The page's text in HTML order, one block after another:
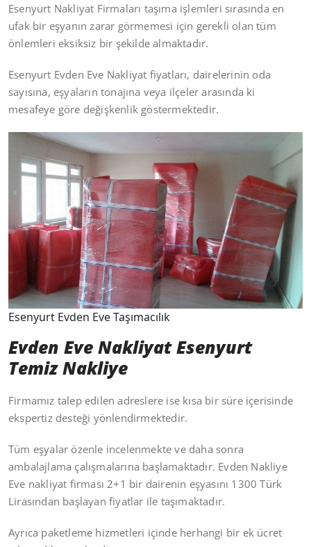
Esenyurt Nakliyat Firmaları taşıma işlemleri sırasında en
ufak bir eşyanın zarar görmemesi için gerekli olan tüm
önlemleri eksiksiz bir şekilde almaktadır.
Esenyurt Evden Eve Nakliyat fiyatları, dairelerinin oda
sayısına, eşyaların tonajına veya ilçeler arasında ki
mesafeye göre değişkenlik göstermektedir.
Esenyurt Evden Eve Taşımacılık
Evden Eve Nakliyat Esenyurt
Temiz Nakliye
Firmamız talep edilen adreslere ise kısa bir süre içerisinde
ekspertiz desteği yönlendirmektedir.
Tüm eşyalar özenle incelenmekte ve daha sonra
ambalajlama çalışmalarına başlamaktadır. Evden Nakliye
Eve nakliyat firması 2+1 bir dairenin eşyasını 1300 Türk
Lirasından başlayan fiyatlar ile taşımaktadır.
Ayrıca paketleme hizmetleri içinde herhangi bir ek ücret